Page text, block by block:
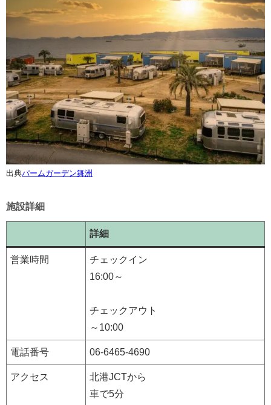
出典パームガーデン舞洲
施設詳細
詳細
営業時間
チェックイン
16:00～
チェックアウト
～10:00
電話番号 06-6465-4690
アクセス
北港JCTから
車で5分